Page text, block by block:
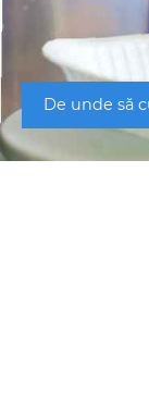
De unde să